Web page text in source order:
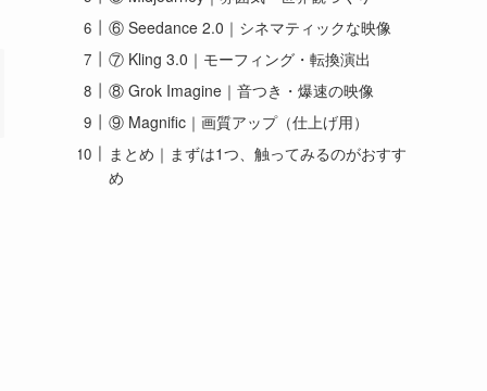
⑥ Seedance 2.0｜シネマティックな映像
⑦ Kling 3.0｜モーフィング・転換演出
⑧ Grok Imagine｜音つき・爆速の映像
⑨ Magnific｜画質アップ（仕上げ用）
まとめ｜まずは1つ、触ってみるのがおすす
め